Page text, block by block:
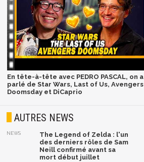
En tête-à-tête avec PEDRO PASCAL, on a
parlé de Star Wars, Last of Us, Avengers
Doomsday et DiCaprio
AUTRES NEWS
NEWS
The Legend of Zelda : l'un
des derniers rôles de Sam
Neill confirmé avant sa
mort début juillet